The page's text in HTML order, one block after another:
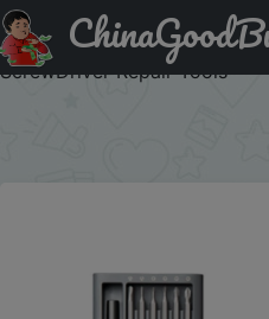
Знижка на 100% Original
Precision Screw Driver Kit
ScrewDriver Repair Tools